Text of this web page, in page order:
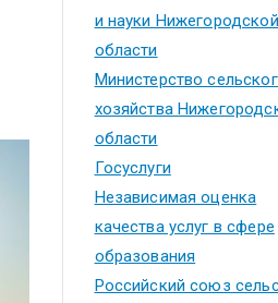
и науки Нижегородской
области
Министерство
хозяйства
области
Госуслуги
Независимая оценка
качества услуг в сфере
образования
Российский союз